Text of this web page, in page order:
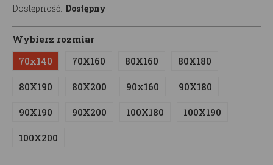
Dostępność: Dostępny
Wybierz rozmiar
70x140
70X160 80X160 80X180
80X190 80X200 90x160 90X180
90X190 90X200 100X180 100X190
100X200